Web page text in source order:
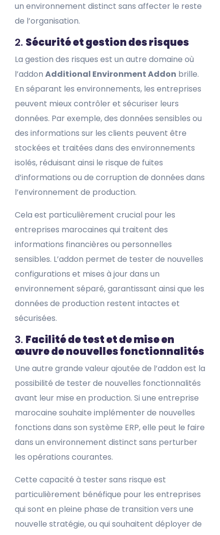
un environnement distinct sans affecter le reste
de l’organisation.
2. Sécurité et gestion des risques
La gestion des risques est un autre domaine où
l’addon Additional Environment Addon brille.
En séparant les environnements, les entreprises
peuvent mieux contrôler et sécuriser leurs
données. Par exemple, des données sensibles ou
des informations sur les clients peuvent être
stockées et traitées dans des environnements
isolés, réduisant ainsi le risque de fuites
d’informations ou de corruption de données dans
l’environnement de production.
Cela est particulièrement crucial pour les
entreprises marocaines qui traitent des
informations financières ou personnelles
sensibles. L’addon permet de tester de nouvelles
configurations et mises à jour dans un
environnement séparé, garantissant ainsi que les
données de production restent intactes et
sécurisées.
3. Facilité de test et de mise en
œuvre de nouvelles fonctionnalités
Une autre grande valeur ajoutée de l’addon est la
possibilité de tester de nouvelles fonctionnalités
avant leur mise en production. Si une entreprise
marocaine souhaite implémenter de nouvelles
fonctions dans son système ERP, elle peut le faire
dans un environnement distinct sans perturber
les opérations courantes.
Cette capacité à tester sans risque est
particulièrement bénéfique pour les entreprises
qui sont en pleine phase de transition vers une
nouvelle stratégie, ou qui souhaitent déployer de